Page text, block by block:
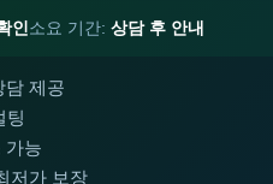
인 소요 기간: 상담 후 안내
제공
팅
가능
저가 보장